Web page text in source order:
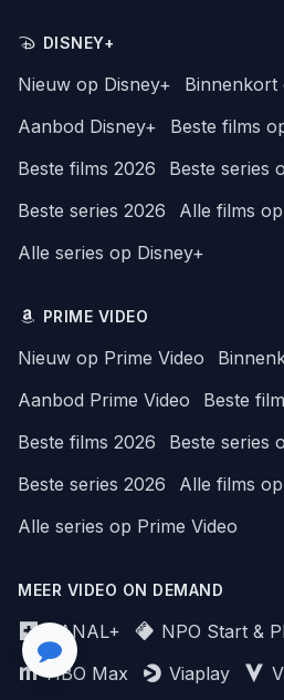
DISNEY+
Nieuw op Disney+
Binnenkort
Aanbod Disney+
Beste films
Beste films 2026
Beste series
Beste series 2026
Alle films
Alle series op Disney+
PRIME VIDEO
Nieuw op Prime Video
Aanbod Prime Video
Beste
Beste films 2026
Beste series
Beste series 2026
Alle films
Alle series op Prime Video
MEER VIDEO ON DEMAND
CANAL+ NPO Start &
HBO Max
Viaplay